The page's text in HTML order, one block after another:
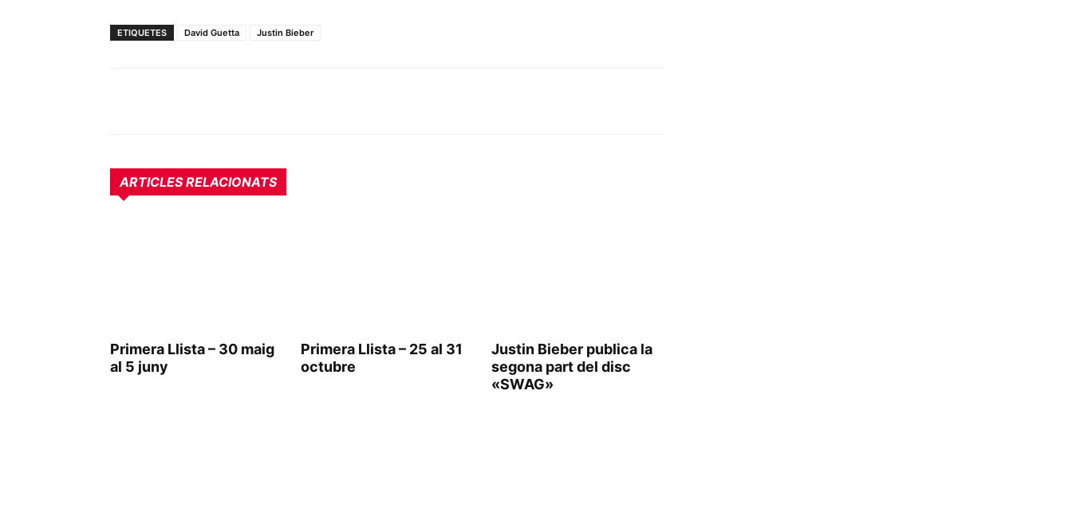
ETIQUETES David Guetta Justin Bieber
ARTICLES RELACIONATS
Primera Llista – 30 maig
al 5 juny
Primera Llista – 25 al 31
octubre
Justin Bieber publica la
segona part del disc
«SWAG»